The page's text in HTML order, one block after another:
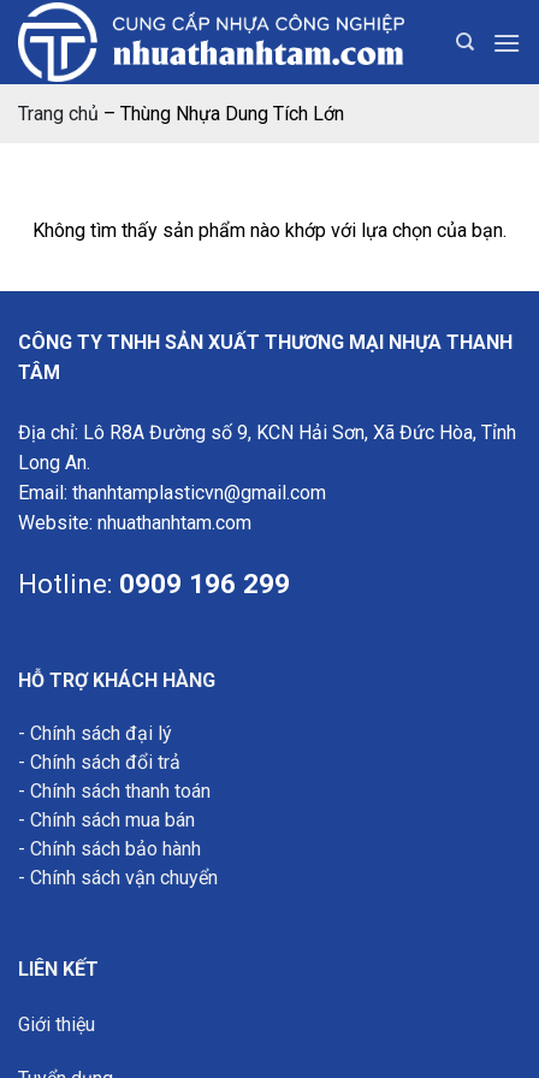
qua
dungTrang chủ – Thùng Nhựa Dung Tích Lớn
Không tìm thấy sản phẩm nào khớp với lựa chọn của bạn.
CÔNG TY TNHH SẢN XUẤT THƯƠNG MẠI NHỰA THANH
TÂM
Địa chỉ: Lô R8A Đường số 9, KCN Hải Sơn, Xã Đức Hòa, Tỉnh
Long An.
Email: thanhtamplasticvn@gmail.com
Website: nhuathanhtam.com
Hotline: 0909 196 299
HỖ TRỢ KHÁCH HÀNG
- Chính sách đại lý
- Chính sách đổi trả
- Chính sách thanh toán
- Chính sách mua bán
- Chính sách bảo hành
- Chính sách vận chuyển
LIÊN KẾT
Giới thiệu